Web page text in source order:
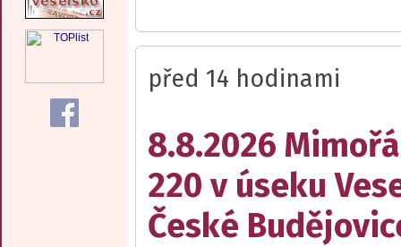
před 14 hodinami
8.8.2026
220 v úseku
České